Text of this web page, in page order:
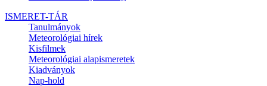
ISMERET-TÁR
Tanulmányok
Meteorológiai hírek
Kisfilmek
Meteorológiai alapismeretek
Kiadványok
Nap-hold